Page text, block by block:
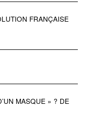
FRANÇAISE
MASQUE » ? DE